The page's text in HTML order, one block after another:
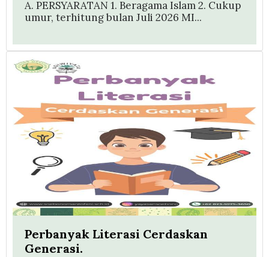
A. PERSYARATAN 1. Beragama Islam 2. Cukup
umur, terhitung bulan Juli 2026 MI...
Perbanyak Literasi Cerdaskan
Generasi.